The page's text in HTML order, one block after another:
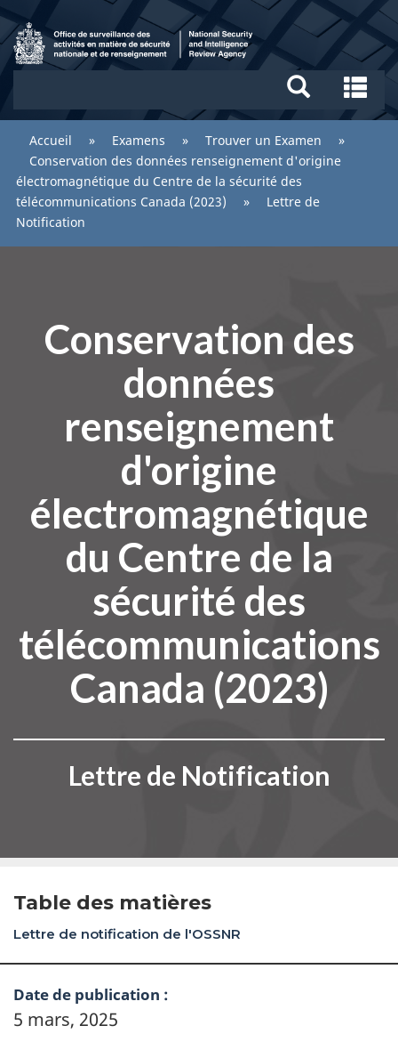
Aller
au
contenu
Security
and
Intelligence
Review
Agency
Recherche
et
et
You
are
here:
Accueil » Examens » Trouver un Examen
»
Conservation des données renseignement d'origine
électromagnétique du Centre de la sécurité des
télécommunications Canada (2023)
»
Lettre de
Notification
Conservation des
données
renseignement
d'origine
électromagnétique
du Centre de la
sécurité des
télécommunications
Canada (2023)
Lettre de Notification
Table des matières
Lettre de notification de l'OSSNR
Date de publication :
5 mars, 2025